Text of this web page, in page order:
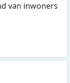
van inwoners